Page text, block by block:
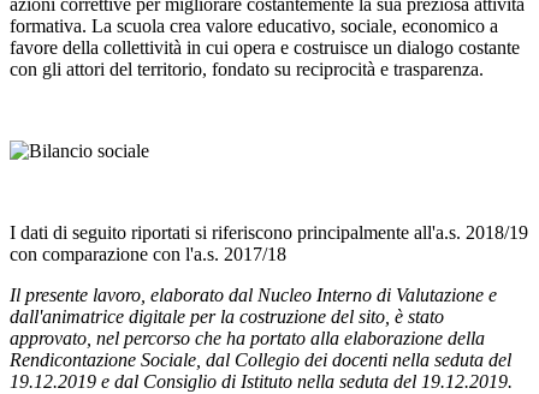
azioni correttive per migliorare costantemente la sua preziosa attività
formativa. La scuola crea valore educativo, sociale, economico a
favore della collettività in cui opera e costruisce un dialogo costante
con gli attori del territorio, fondato su reciprocità e trasparenza.
I dati di seguito riportati si riferiscono principalmente all'a.s. 2018/19
con comparazione con l'a.s. 2017/18
Il presente lavoro, elaborato dal Nucleo Interno di Valutazione e
dall'animatrice digitale per la costruzione del sito, è stato
approvato, nel percorso che ha portato alla elaborazione della
Rendicontazione Sociale, dal Collegio dei docenti nella seduta del
19.12.2019 e dal Consiglio di Istituto nella seduta del 19.12.2019.